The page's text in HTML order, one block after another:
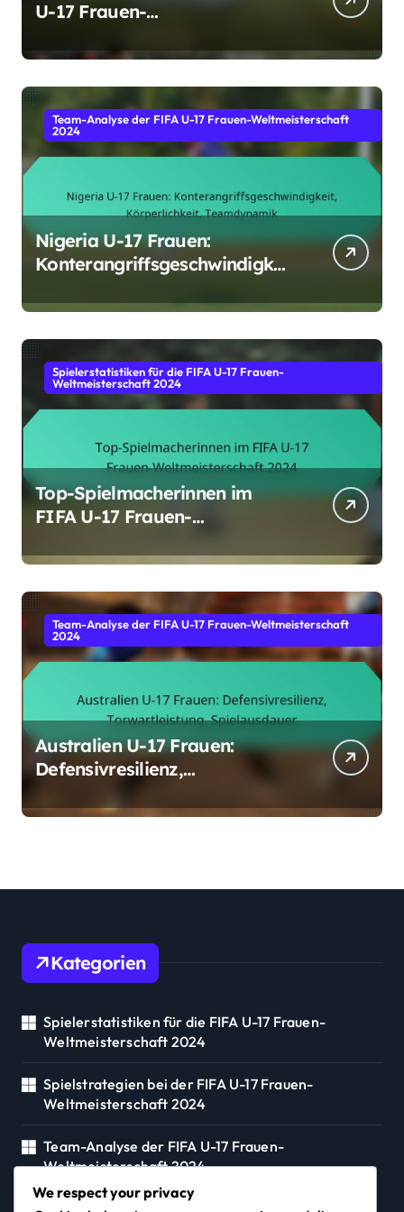
U-17 Frauen-
Team-Analyse der FIFA U-17 Frauen-Weltmeisterschaft
2024
Nigeria U-17 Frauen:
Konterangriffsgeschwindigkeit
Spielerstatistiken für die FIFA U-17 Frauen-
Weltmeisterschaft 2024
Top-Spielmacherinnen im
FIFA U-17 Frauen-
Team-Analyse der FIFA U-17 Frauen-Weltmeisterschaft
2024
Australien U-17 Frauen:
Defensivresilienz,
Torwartleistung,
Spielausdauer
Kategorien
Spielerstatistiken für die FIFA U-17 Frauen-
Weltmeisterschaft 2024
Spielstrategien bei der FIFA U-17 Frauen-
Weltmeisterschaft 2024
Team-Analyse der FIFA U-17 Frauen-
Weltmeisterschaft 2024
We respect your privacy